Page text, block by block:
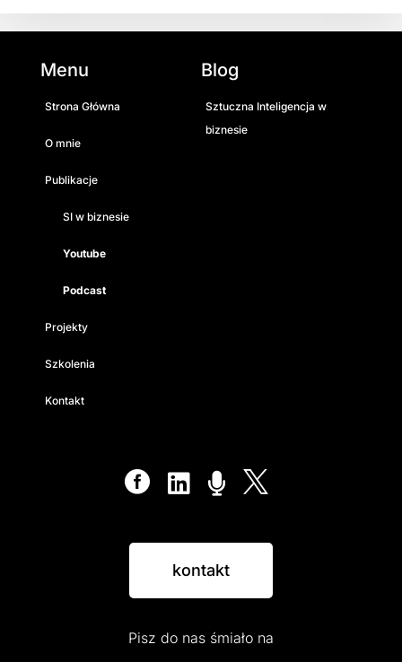
Menu
Strona Główna
O mnie
Publikacje
SI w biznesie
Youtube
Podcast
Projekty
Szkolenia
Kontakt
Blog
Sztuczna Inteligencja w
biznesie
   
kontakt
Pisz do nas śmiało na